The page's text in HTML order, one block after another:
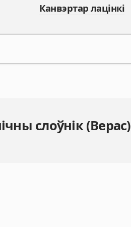
Канвэртар лацінкі
слоўнік (Верас)